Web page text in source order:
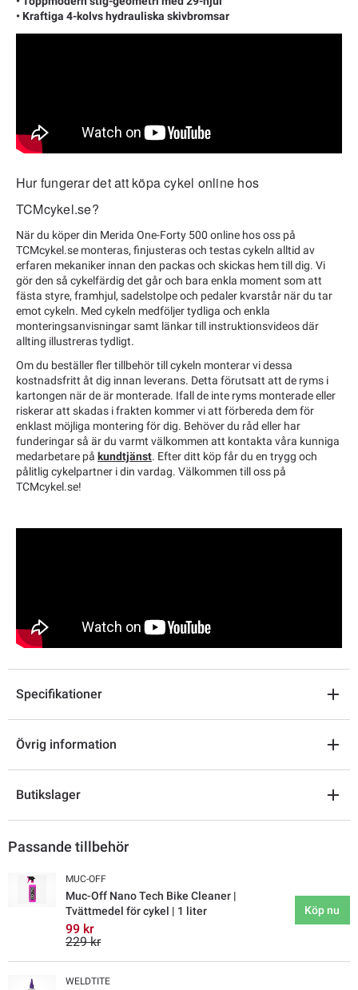
• Kraftiga 4-kolvs hydrauliska skivbromsar
Hur fungerar det att köpa cykel online hos
TCMcykel.se?
När du köper din Merida One-Forty 500 online hos oss på
TCMcykel.se monteras, finjusteras och testas cykeln alltid av
erfaren mekaniker innan den packas och skickas hem till dig. Vi
gör den så cykelfärdig det går och bara enkla moment som att
fästa styre, framhjul, sadelstolpe och pedaler kvarstår när du tar
emot cykeln. Med cykeln medföljer tydliga och enkla
monteringsanvisningar samt länkar till instruktionsvideos där
allting illustreras tydligt.
Om du beställer fler tillbehör till cykeln monterar vi dessa
kostnadsfritt åt dig innan leverans. Detta förutsatt att de ryms i
kartongen när de är monterade. Ifall de inte ryms monterade eller
riskerar att skadas i frakten kommer vi att förbereda dem för
enklast möjliga montering för dig. Behöver du råd eller har
funderingar så är du varmt välkommen att kontakta våra kunniga
medarbetare på kundtjänst. Efter ditt köp får du en trygg och
pålitlig cykelpartner i din vardag. Välkommen till oss på
TCMcykel.se!
Specifikationer
Övrig information
Butikslager
Passande tillbehör
MUC-OFF
Muc-Off Nano Tech Bike Cleaner |
Tvättmedel för cykel | 1 liter
99 kr
229 kr
Köp nu
WELDTITE